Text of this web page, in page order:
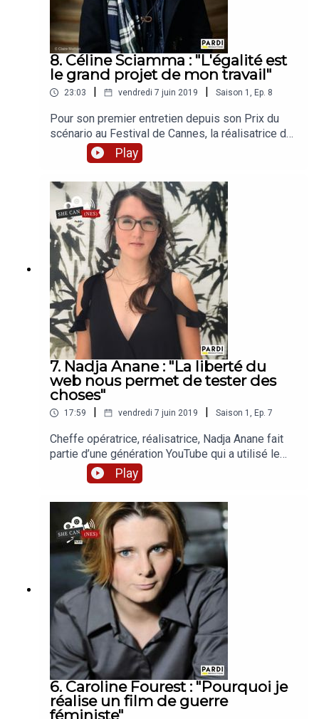
8. Céline Sciamma : "L'égalité est
le grand projet de mon travail"
23:03 vendredi 7 juin 2019 Saison 1 , Ep. 8
Pour son premier entretien depuis son Prix du
scénario au Festival de Cannes, la réalisatrice de
Le portrait de la jeune fille en feu s’exprime sur la
notion d’égalité dans le désir, définit le «Female
gaze», et revient sur l’importance qu’elle accorde
à son identité de cinéaste féministe et
lesbienne. Avec le soutien du CNC,
#EllesFontYoutube et Audiens CMBEn partenariat
avec 50/50 x 2020, Causette, Brut. Production :
PARDI productions, Maxime
RuszniewskiJournalistes : Iris Brey, Matilde
MeslinGénérique, post-production : Ilias
ChaumontSon : Florian Chaubet, Mikael
Kandelman
Play
7. Nadja Anane : "La liberté du
web nous permet de tester des
choses"
17:59 vendredi 7 juin 2019 Saison 1 , Ep. 7
Cheffe opératrice, réalisatrice, Nadja Anane fait
partie d’une génération YouTube qui a utilisé le
web comme un espace de liberté pour créer sans
barrière. Aujourd’hui, à travers le programme
#EllesFontYouTube, elle accompagne des talents
féminins pour lutter contre l’autocensure qui
perdure aussi sur Internet. Avec le soutien du
CNC, #EllesFontYoutube et Audiens CMBEn
partenariat avec 50/50 x 2020, Causette, Brut.
Production : PARDI productions, Maxime
RuszniewskiJournalistes : Iris Brey, Matilde
MeslinGénérique, post-production : Ilias
ChaumontSon : Florian Chaubet, Mikael
Kandelman
Play
6. Caroline Fourest : "Pourquoi je
réalise un film de guerre
féministe"